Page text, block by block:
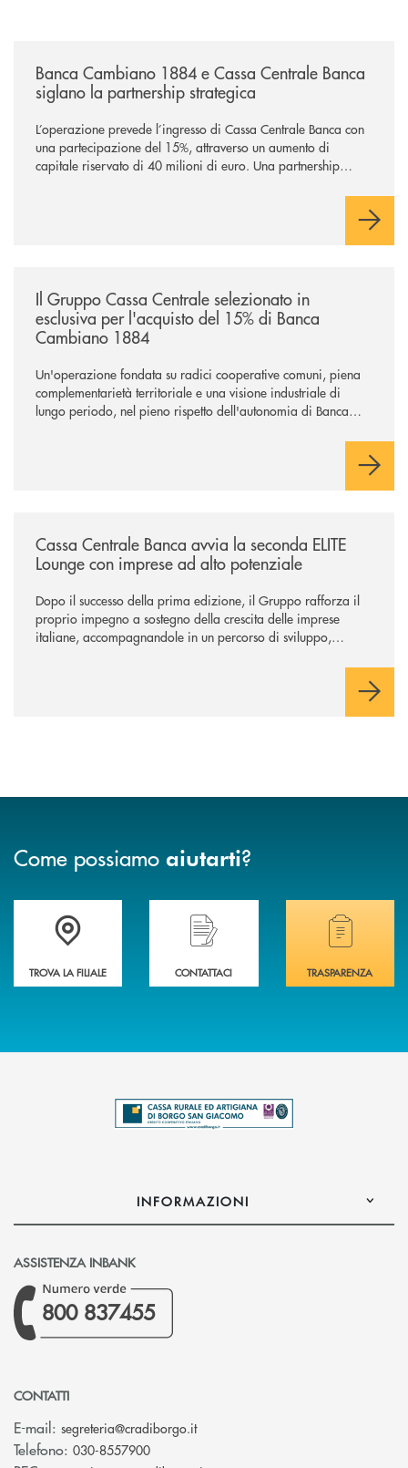
Banca Cambiano 1884 e Cassa Centrale Banca
siglano la partnership strategica
L’operazione prevede l’ingresso di Cassa Centrale Banca con
una partecipazione del 15%, attraverso un aumento di
capitale riservato di 40 milioni di euro. Una partnership
comuni e sulla prossimità ai territori, per ampliare l’offerta e
Il Gruppo Cassa Centrale selezionato in
esclusiva per l'acquisto del 15% di Banca
Cambiano 1884
Un'operazione fondata su radici cooperative comuni, piena
complementarietà territoriale e una visione industriale di
lungo periodo, nel pieno rispetto dell'autonomia di Banca
negoziazione esclusiva per la finalizzazione dell’operazione.
Cassa Centrale Banca avvia la seconda ELITE
Lounge con imprese ad alto potenziale
Dopo il successo della prima edizione, il Gruppo rafforza il
proprio impegno a sostegno della crescita delle imprese
italiane, accompagnandole in un percorso di sviluppo,
Come possiamo aiutarti?
Trova la filiale più vicina a te .
TROVA LA FILIALE
Hai bisogno di assistenza immediata?
CONTATTACI
Hai bisogno di
TRASPARENZA
INFORMAZIONI
ASSISTENZA INBANK
800 837455
CONTATTI
E-mail: segreteria@cradiborgo.it(si apre l’app di posta elettronica)
Telefono: 030-8557900